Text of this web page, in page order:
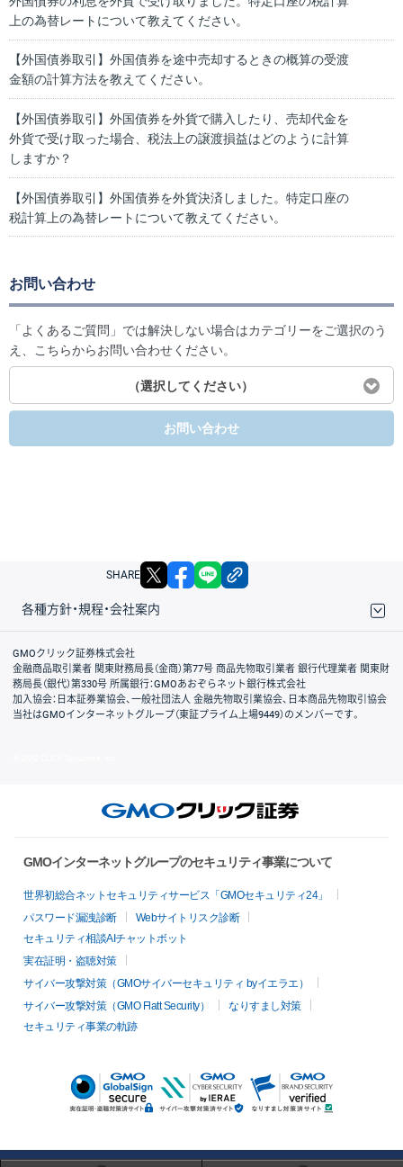
上の為替レートについて教えてください。
【外国債券取引】外国債券を途中売却するときの概算の受渡
金額の計算方法を教えてください。
【外国債券取引】外国債券を外貨で購入したり、売却代金を
外貨で受け取った場合、税法上の譲渡損益はどのように計算
しますか？
【外国債券取引】外国債券を外貨決済しました。特定口座の
税計算上の為替レートについて教えてください。
お問い合わせ
「よくあるご質問」では解決しない場合はカテゴリーをご選択のう
え、こちらからお問い合わせください。
（選択してください）
お問い合わせ
SHARE X facebook
各種方針・規程・会社案内
取引規程・約款
サイトマップ
その他のご案内
個人情報保護方針
最良執行方針
サイトのご利用について
ディスクレイマー
信託保全
リスク説明
会社案内
GMOクリック証券株式会社
金融商品取引業者 関東財務局長（金商）第77号 商品先物取引業者 銀行代理業者 関東財
務局長（銀代）第330号 所属銀行：GMOあおぞらネット銀行株式会社
加入協会：日本証券業協会、一般社団法人 金融先物取引業協会、日本商品先物取引協会
当社はGMOインターネットグループ（東証プライム上場9449）のメンバーです。
GMOインターネットグループのセキュリティ事業について
世界初総合ネットセキュリティサービス「GMOセキュリティ24」
パスワード漏洩診断
Webサイトリスク診断
セキュリティ相談AIチャットボット
実在証明・盗聴対策
サイバー攻撃対策（GMOサイバーセキュリティ byイエラエ）
サイバー攻撃対策（GMO Flatt Security）
なりすまし対策
セキュリティ事業の軌跡